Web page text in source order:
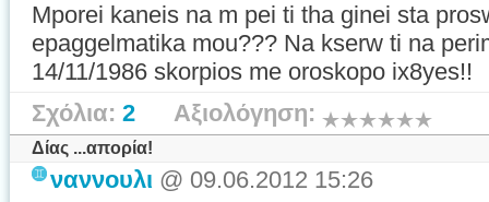
Mporei kaneis na m pei ti tha ginei sta
epaggelmatika mou??? Na kserw ti na
14/11/1986 skorpios me oroskopo ix8yes!!
Σχόλια: 2 Αξιολόγηση:
Δίας ...απορία!
ναννουλι @ 09.06.2012 15:26